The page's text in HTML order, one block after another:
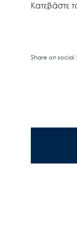
Κατεβάστε
Share on social :